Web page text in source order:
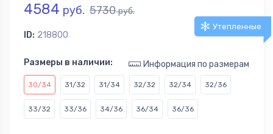
4584 руб. 5730руб.
Утепленные
ID: 218800
Размеры в наличии: Информация по размерам
30/34 31/32 31/34 32/32 32/34 32/36
33/32 33/36 34/36 36/34 36/36